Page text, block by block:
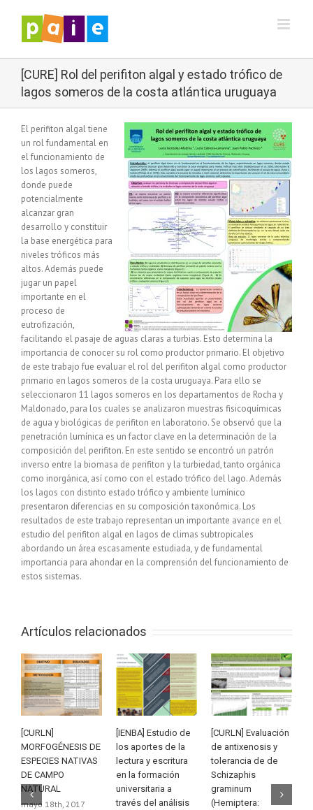
contenido
[CURE] Rol del perifiton algal y estado trófico de
lagos someros de la costa atlántica uruguaya
El perifiton algal tiene
un rol fundamental en
el funcionamiento de
los lagos someros,
donde puede
potencialmente
alcanzar gran
desarrollo y constituir
la base energética para
niveles tróficos más
altos. Además puede
jugar un papel
importante en el
proceso de
eutrofización,
facilitando el pasaje de aguas claras a turbias. Esto determina la
importancia de conocer su rol como productor primario. El objetivo
de este trabajo fue evaluar el rol del perifiton algal como productor
primario en lagos someros de la costa uruguaya. Para ello se
seleccionaron 11 lagos someros en los departamentos de Rocha y
Maldonado, para los cuales se analizaron muestras fisicoquímicas
de agua y biológicas de perifiton en laboratorio. Se observó que la
penetración lumínica es un factor clave en la determinación de la
composición del perifiton. En este sentido se encontró un patrón
inverso entre la biomasa de perifiton y la turbiedad, tanto orgánica
como inorgánica, así como con el estado trófico del lago. Además
los lagos con distinto estado trófico y ambiente lumínico
presentaron diferencias en su composición taxonómica. Los
resultados de este trabajo representan un importante avance en el
estudio del perifiton algal en lagos de climas subtropicales
abordando un área escasamente estudiada, y de fundamental
importancia para ahondar en la comprensión del funcionamiento de
estos sistemas.
Artículos relacionados
[CURLN]
MORFOGÉNESIS DE
ESPECIES NATIVAS
DE CAMPO
NATURAL
mayo 18th, 2017
[IENBA] Estudio de
los aportes de la
lectura y escritura
en la formación
universitaria a
través del análisis
[CURLN] Evaluación
de antixenosis y
tolerancia de de
Schizaphis
graminum
(Hemiptera: